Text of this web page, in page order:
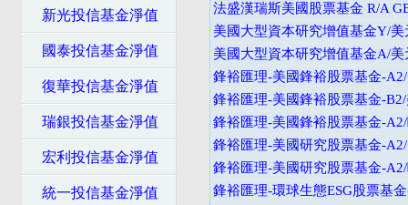
新光投信基金淨值
國泰投信基金淨值
復華投信基金淨值
瑞銀投信基金淨值
宏利投信基金淨值
統一投信基金淨值
法盛漢瑞斯美國股票基金 R/A
美國大型資本研究增值基金Y/美
美國大型資本研究增值基金A/美
鋒裕匯理-美國鋒裕股票基金-
鋒裕匯理-美國鋒裕股票基金-
鋒裕匯理-美國鋒裕股票基金-
鋒裕匯理-美國研究股票基金-
鋒裕匯理-美國研究股票基金-
鋒裕匯理-環球生態ESG股票基